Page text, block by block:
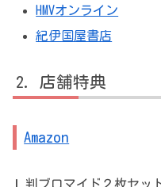
HMVオンライン
紀伊国屋書店
店舗特典
Amazon
Ｌ判ブロマイド２枚セッ